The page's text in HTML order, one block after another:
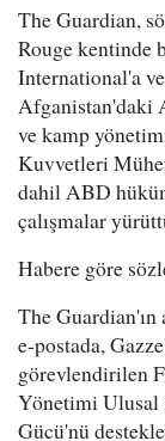
The Guardian,
Rouge kentinde
International'a
Afganistan'daki
ve kamp
Kuvvetleri
dahil ABD
çalışmalar
Habere göre
The
e-postada,
görevlendirilen
Yönetimi Ulusal
Gücü'nü